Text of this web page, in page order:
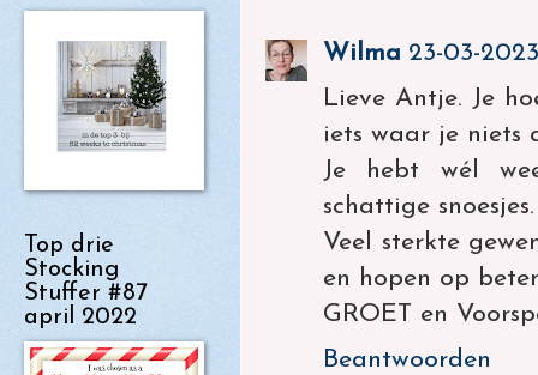
Wilma 23-03-2023,
Lieve Antje. Je
iets waar je niets
Je hebt wél
schattige
Veel sterkte
en hopen op
GROET en
Beantwoorden
Top drie
Stocking
Stuffer #87
april 2022